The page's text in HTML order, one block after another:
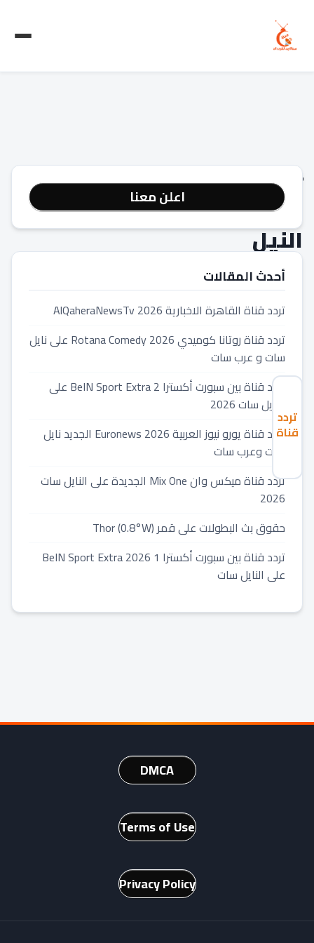
تردد
قنوات
النيل
للدراما
الجديدة
تردد
قناة
الجديد
2026
Nile
Drama
سات
اعلن معنا
أحدث المقالات
تردد قناة القاهرة الاخبارية 2026 AlQaheraNewsTv
تردد قناة روتانا كوميدي 2026 Rotana Comedy على نايل
سات و عرب سات
تردد قناة بين سبورت أكسترا 2 BeIN Sport Extra على
النايل سات 2026
تردد قناة يورو نيوز العربية 2026 Euronews الجديد نايل
سات وعرب سات
تردد قناة ميكس وان Mix One الجديدة على النايل سات
2026
حقوق بث البطولات على قمر Thor (0.8°W)
تردد قناة بين سبورت أكسترا 1 2026 BeIN Sport Extra
على النايل سات
DMCA
Terms of Use
Privacy Policy